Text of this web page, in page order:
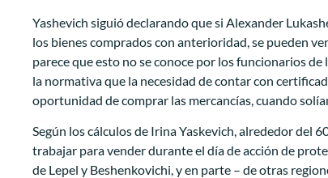
Yashevich siguió declarando que si Alexander
los bienes comprados con anterioridad, se pueden
parece que esto no se conoce por los funcionarios
la normativa que la necesidad de contar con
oportunidad de comprar las mercancías, cuando
Según los cálculos de Irina Yaskevich, alrededor del
trabajar para vender durante el día de acción de
de Lepel y Beshenkovichi, y en parte – de otras